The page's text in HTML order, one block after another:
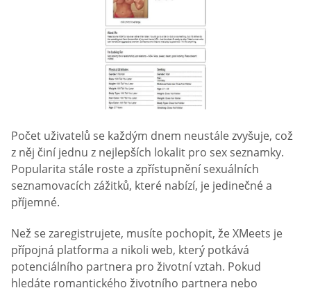
Počet uživatelů se každým dnem neustále zvyšuje, což
z něj činí jednu z nejlepších lokalit pro sex seznamky.
Popularita stále roste a zpřístupnění sexuálních
seznamovacích zážitků, které nabízí, je jedinečné a
příjemné.
Než se zaregistrujete, musíte pochopit, že XMeets je
přípojná platforma a nikoli web, který potkává
potenciálního partnera pro životní vztah. Pokud
hledáte romantického životního partnera nebo